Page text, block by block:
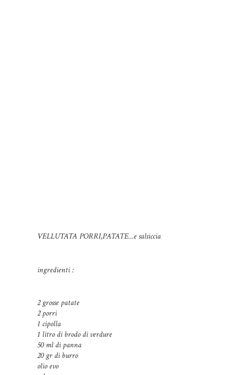
VELLUTATA PORRI,PATATE…e salsiccia
ingredienti :
2 grosse patate
2 porri
1 cipolla
1 litro di brodo di verdure
50 ml di panna
20 gr di burro
olio evo